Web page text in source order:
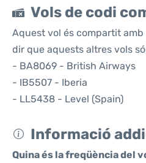
Vols de codi
Aquest vol és compartit
dir que aquests altres vols
- BA8069 - British Airways
- IB5507 - Iberia
- LL5438 - Level (Spain)
Informació
Quina és la freqüència del